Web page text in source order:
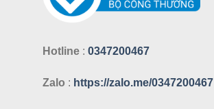
Hotline : 0347200467
Zalo : https://zalo.me/0347200467